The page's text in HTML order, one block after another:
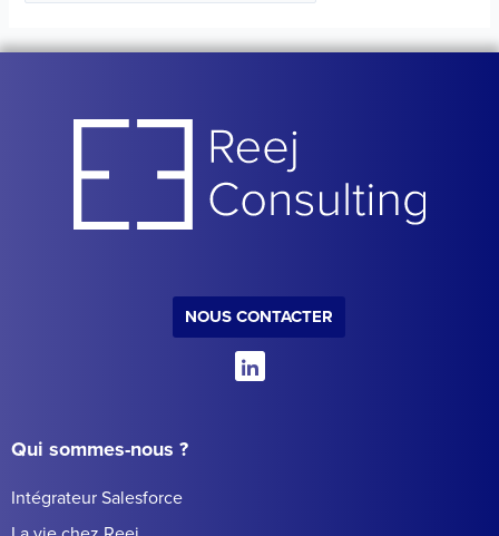
NOUS CONTACTER
Qui sommes-nous ?
Intégrateur Salesforce